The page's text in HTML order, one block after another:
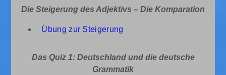
Die Steigerung des Adjektivs – Die Komparation
Übung zur Steigerung
Das Quiz 1: Deutschland und die deutsche
Grammatik